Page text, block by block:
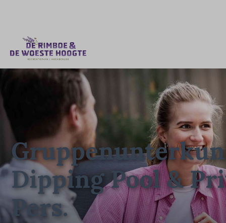
Dipping Pool &
Pers.